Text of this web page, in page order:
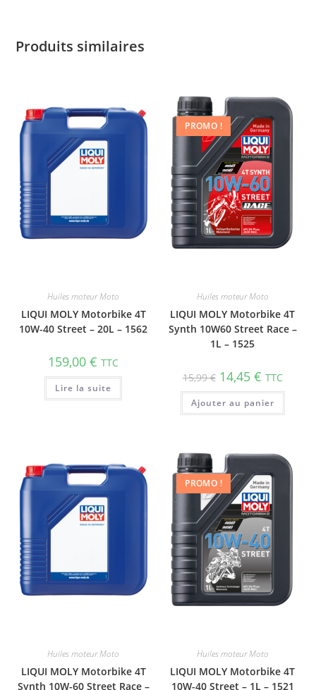
Produits similaires
Huiles moteur Moto
LIQUI MOLY Motorbike 4T
10W-40 Street – 20L – 1562
159,00€ TTC
Lire la suite
PROMO !
Huiles moteur Moto
LIQUI MOLY Motorbike 4T
Synth 10W60 Street Race –
1L – 1525
15,99€ 14,45 € TTC
Ajouter au panier
Huiles moteur Moto
LIQUI MOLY Motorbike 4T
Synth 10W-60 Street Race –
PROMO !
Huiles moteur Moto
LIQUI MOLY Motorbike 4T
10W-40 Street – 1L – 1521